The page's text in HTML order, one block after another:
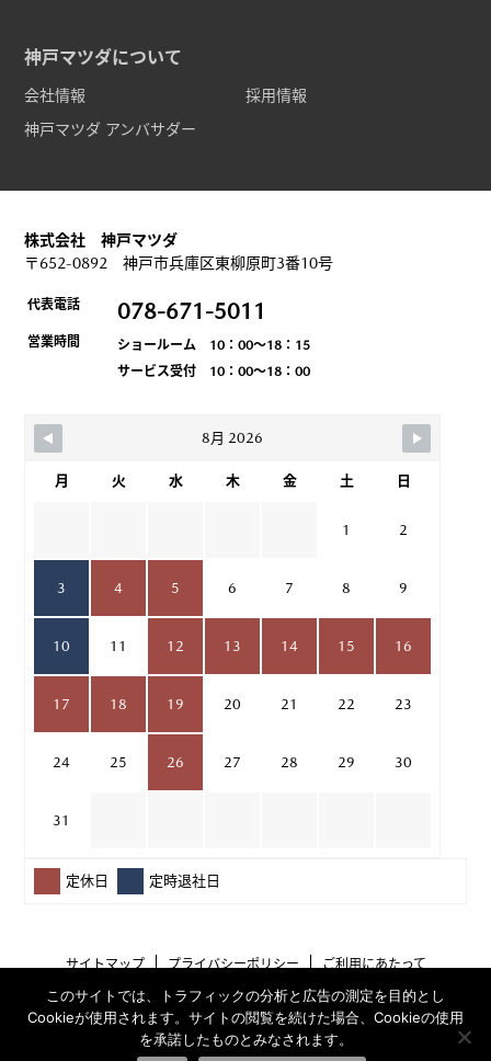
神戸マツダについて
会社情報
採用情報
神戸マツダ アンバサダー
株式会社 神戸マツダ
〒652-0892 神戸市兵庫区東柳原町3番10号
代表電話 078-671-5011
営業時間
ショールーム 10：00～18：15
サービス受付 10：00～18：00
8月 2026
月 火 水 木 金 土 日
1 2
3 4 5 6 7 8 9
10 11 12 13 14 15 16
17 18 19 20 21 22 23
24 25 26 27 28 29 30
31
定休日 定時退社日
サイトマップ プライバシーポリシー ご利用にあたって
このサイトでは、トラフィックの分析と広告の測定を目的とし
Cookieが使用されます。サイトの閲覧を続けた場合、Cookieの使用
を承諾したものとみなされます。